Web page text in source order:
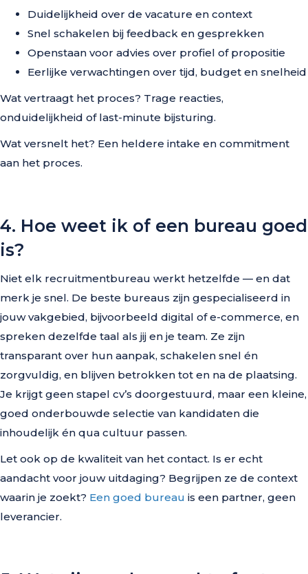
Duidelijkheid over de vacature en context
Snel schakelen bij feedback en gesprekken
Openstaan voor advies over profiel of propositie
Eerlijke verwachtingen over tijd, budget en snelheid
Wat vertraagt het proces? Trage reacties,
onduidelijkheid of last-minute bijsturing.
Wat versnelt het? Een heldere intake en commitment
aan het proces.
4. Hoe weet ik of een bureau goed
is?
Niet elk recruitmentbureau werkt hetzelfde — en dat
merk je snel. De beste bureaus zijn gespecialiseerd in
jouw vakgebied, bijvoorbeeld digital of e-commerce, en
spreken dezelfde taal als jij en je team. Ze zijn
transparant over hun aanpak, schakelen snel én
zorgvuldig, en blijven betrokken tot en na de plaatsing.
Je krijgt geen stapel cv’s doorgestuurd, maar een kleine,
goed onderbouwde selectie van kandidaten die
inhoudelijk én qua cultuur passen.
Let ook op de kwaliteit van het contact. Is er echt
aandacht voor jouw uitdaging? Begrijpen ze de context
waarin je zoekt? Een goed bureau is een partner, geen
leverancier.